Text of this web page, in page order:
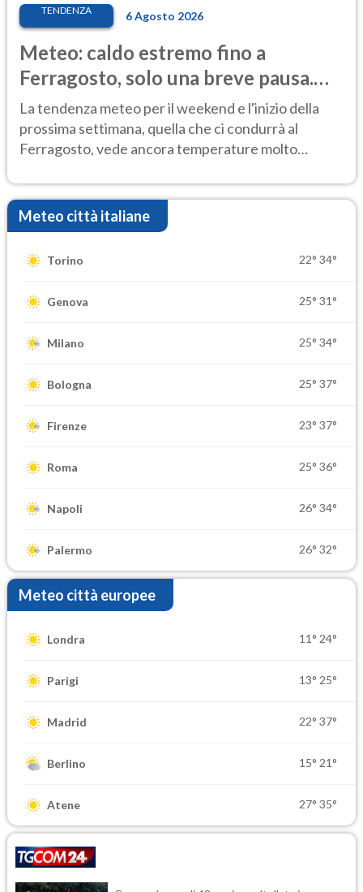
TENDENZA 6 Agosto 2026
Meteo: caldo estremo fino a
Ferragosto, solo una breve pausa.
Ecco dove
La tendenza meteo per il weekend e l'inizio della
prossima settimana, quella che ci condurrà al
Ferragosto, vede ancora temperature molto
Meteo città italiane
Torino 22° 34°
Genova 25° 31°
Milano 25° 34°
Bologna 25° 37°
Firenze 23° 37°
Roma 25° 36°
Napoli 26° 34°
Palermo 26° 32°
Meteo città europee
Londra 11° 24°
Parigi 13° 25°
Madrid 22° 37°
Berlino 15° 21°
Atene 27° 35°